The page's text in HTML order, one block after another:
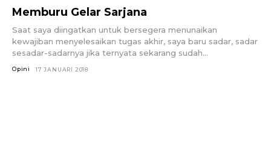
Memburu Gelar Sarjana
Saat saya diingatkan untuk bersegera menunaikan
kewajiban menyelesaikan tugas akhir, saya baru sadar, sadar
sesadar-sadarnya jika ternyata sekarang sudah...
Opini 17 JANUARI 2018